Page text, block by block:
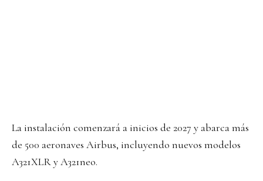
La instalación comenzará a inicios de 2027 y abarca más
de 500 aeronaves Airbus, incluyendo nuevos modelos
A321XLR y A321neo.